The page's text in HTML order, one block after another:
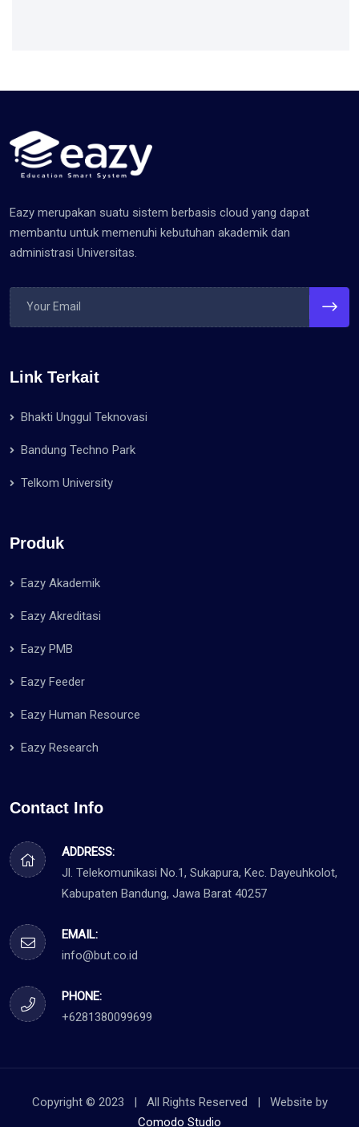
Eazy merupakan suatu sistem berbasis cloud yang dapat
membantu untuk memenuhi kebutuhan akademik dan
administrasi Universitas.
Link Terkait
Bhakti Unggul Teknovasi
Bandung Techno Park
Telkom University
Produk
Eazy Akademik
Eazy Akreditasi
Eazy PMB
Eazy Feeder
Eazy Human Resource
Eazy Research
Contact Info
ADDRESS:
Jl. Telekomunikasi No.1, Sukapura, Kec. Dayeuhkolot,
Kabupaten Bandung, Jawa Barat 40257
EMAIL:
info@but.co.id
PHONE:
+6281380099699
Copyright © 2023 | All Rights Reserved | Website by
Comodo Studio